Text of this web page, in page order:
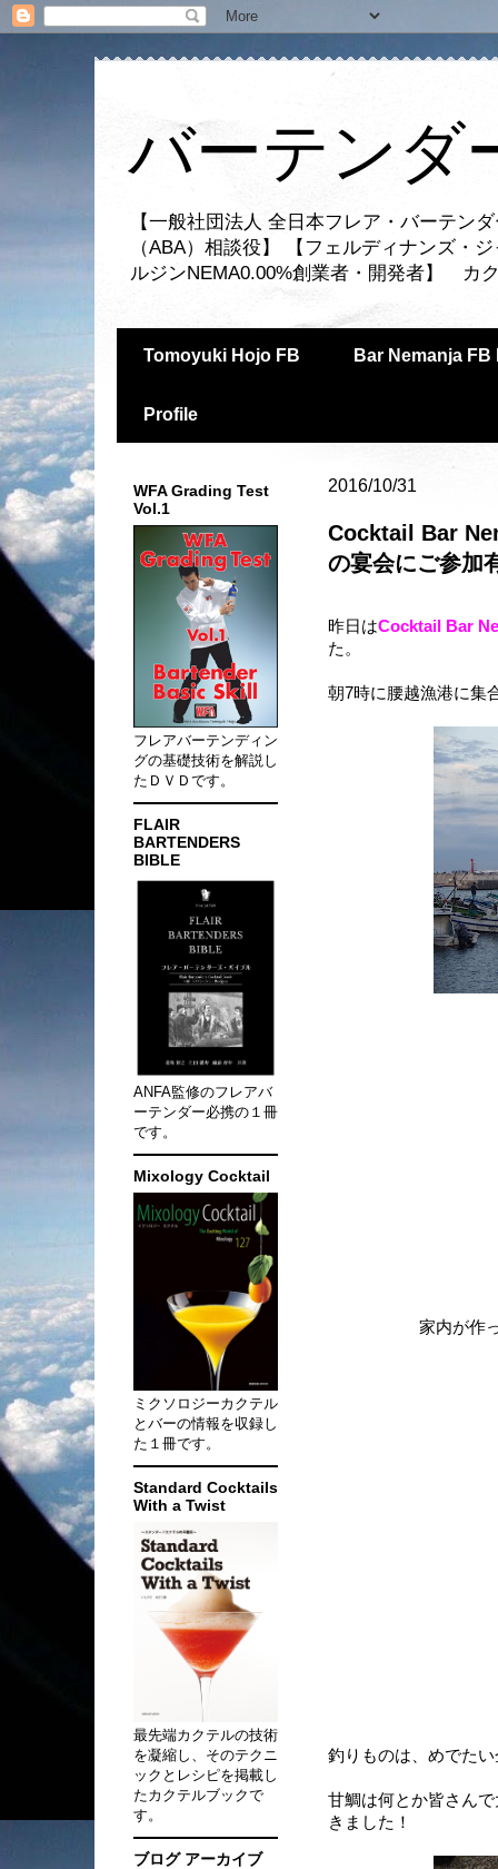
バーテンダ
【一般社団法人 全日本フレア・バーテン
（ABA）相談役】 【フェルディナンズ・
ルジンNEMA0.00%創業者・開発者】 カ
Tomoyuki Hojo FB Bar Nemanja FB
Profile
2016/10/31
Cocktail Bar
の宴会にご参加
昨日はCocktail Bar
た。
朝7時に腰越漁港に集
家内が作
釣りものは、めでた
甘鯛は何とか皆さん
きました！
WFA Grading Test
Vol.1
フレアバーテンディン
グの基礎技術を解説し
たＤＶＤです。
FLAIR
BARTENDERS
BIBLE
ANFA監修のフレアバ
ーテンダー必携の１冊
です。
Mixology Cocktail
ミクソロジーカクテル
とバーの情報を収録し
た１冊です。
Standard Cocktails
With a Twist
最先端カクテルの技術
を凝縮し、そのテクニ
ックとレシピを掲載し
たカクテルブックで
す。
ブログ アーカイブ